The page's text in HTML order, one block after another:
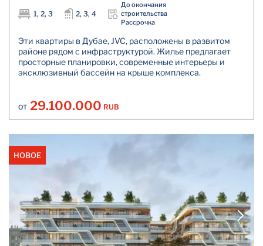
1, 2, 3 2, 3, 4
До окончания
строительства
Рассрочка
Эти квартиры в Дубае, JVC, расположены в развитом
районе рядом с инфраструктурой. Жилье предлагает
просторные планировки, современные интерьеры и
эксклюзивный бассейн на крыше комплекса.
ОТ 29.100.000 RUB
НОВОЕ